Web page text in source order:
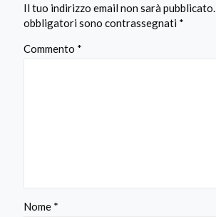
Il tuo indirizzo email non sarà pubblicato.
obbligatori sono contrassegnati *
Commento *
Nome *